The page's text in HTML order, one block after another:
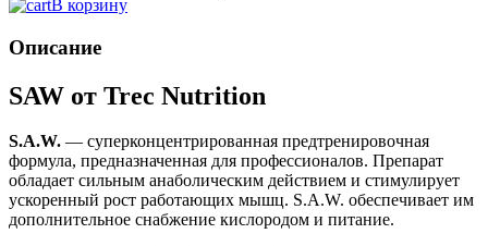
В корзину
Описание
SAW от Trec Nutrition
S.A.W. — суперконцентрированная предтренировочная
формула, предназначенная для профессионалов. Препарат
обладает сильным анаболическим действием и стимулирует
ускоренный рост работающих мышц. S.A.W. обеспечивает им
дополнительное снабжение кислородом и питание.